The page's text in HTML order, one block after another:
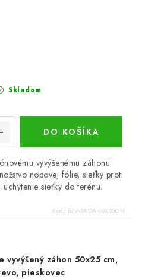
Skladom
DO KOŠÍKA
vyvýšenému záhonu
nopovej fólie, sieťky proti
sieťky do terénu.
Kód: BZV-SADA-50X200-N
vyvýšený záhon 50x25 cm,
pieskovec